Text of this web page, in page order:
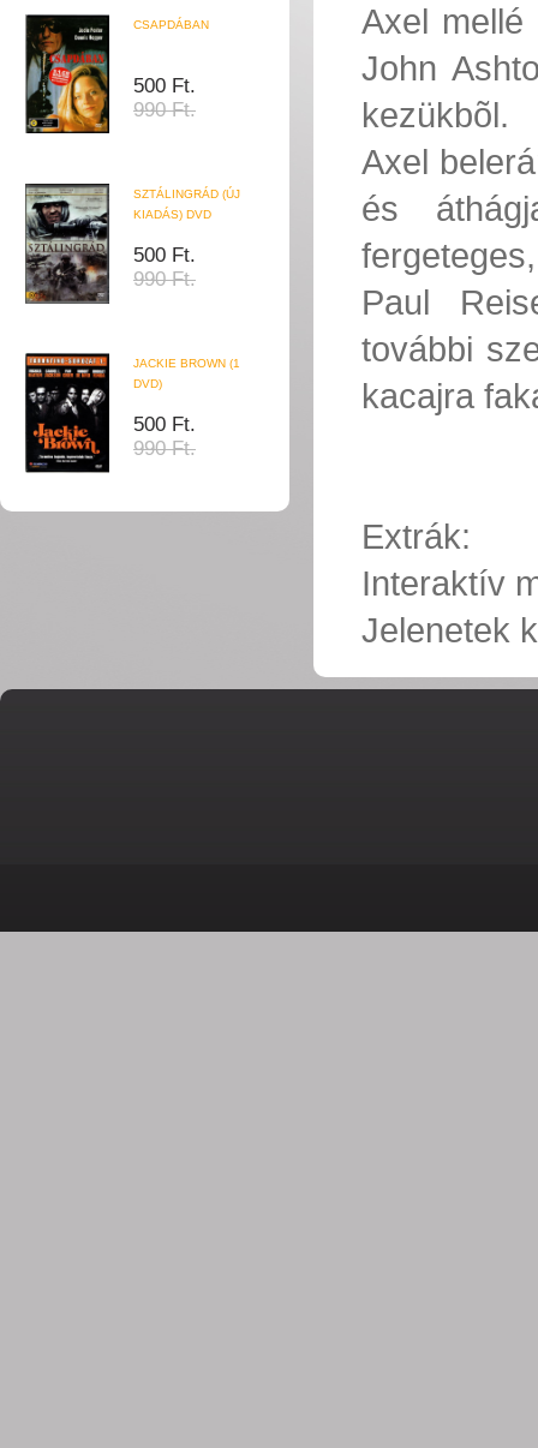
CSAPDÁBAN
500 Ft.
990 Ft.
SZTÁLINGRÁD (ÚJ
KIADÁS) DVD
500 Ft.
990 Ft.
JACKIE BROWN (1
DVD)
500 Ft.
990 Ft.
Axel mellé
John
kezükbõl.
Axel
és
Paul
további
kacajra
Extrák:
Interaktív
Jelenetek